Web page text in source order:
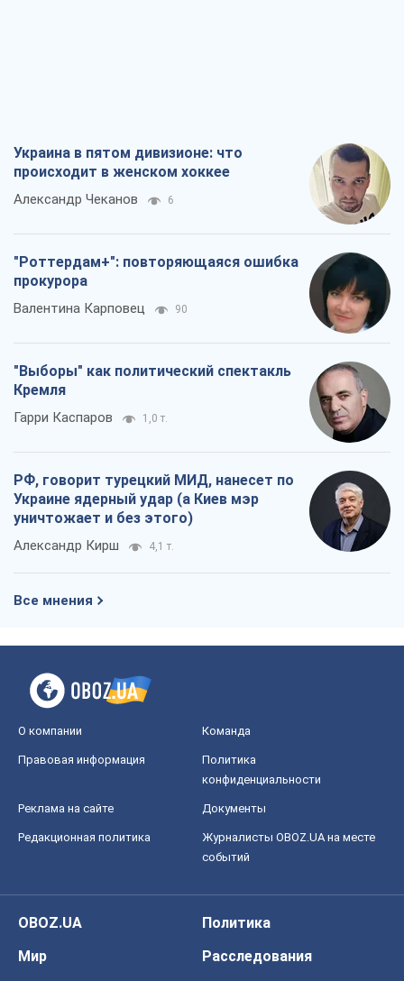
Украина в пятом дивизионе: что
происходит в женском хоккее
Александр Чеканов 6
"Роттердам+": повторяющаяся ошибка
прокурора
Валентина Карповец 90
"Выборы" как политический спектакль
Кремля
Гарри Каспаров 1,0 т.
РФ, говорит турецкий МИД, нанесет по
Украине ядерный удар (а Киев мэр
уничтожает и без этого)
Александр Кирш 4,1 т.
Все мнения
О компании Команда
Правовая информация
Политика
конфиденциальности
Реклама на сайте Документы
Редакционная политика
Журналисты OBOZ.UA на месте
событий
OBOZ.UA
Политика
Мир
Расследования